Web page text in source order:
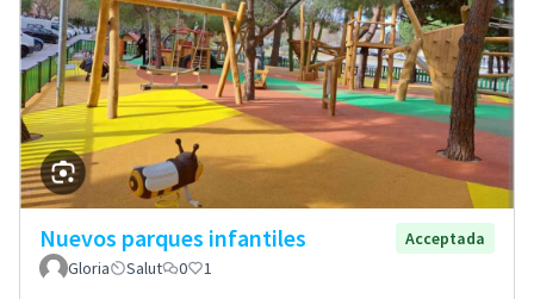
Nuevos parques infantiles
Acceptada
Gloria
Salut 0 1